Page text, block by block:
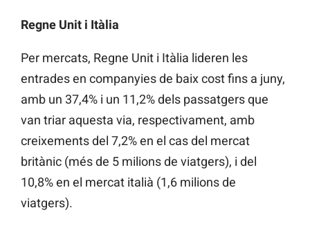
Regne Unit i Itàlia
Per mercats, Regne Unit i Itàlia lideren les
entrades en companyies de baix cost fins a juny,
amb un 37,4% i un 11,2% dels passatgers que
van triar aquesta via, respectivament, amb
creixements del 7,2% en el cas del mercat
britànic (més de 5 milions de viatgers), i del
10,8% en el mercat italià (1,6 milions de
viatgers).